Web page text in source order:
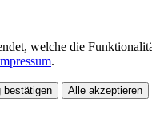
welche die
.
bestätigen
Alle akzeptieren